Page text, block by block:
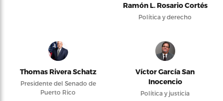
Ramón L. Rosario Cortés
Política y derecho
Thomas Rivera Schatz
Presidente del Senado de
Puerto Rico
Víctor García San
Inocencio
Política y justicia